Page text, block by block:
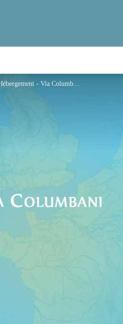
Hébergement - Via Columbani